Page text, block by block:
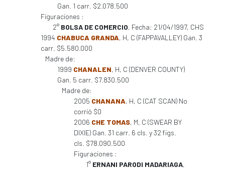
Gan. 1 carr. $2.078.500
Figuraciones :
2° BOLSA DE COMERCIO, Fecha: 21/04/1997, CHS
1994 CHABUCA GRANDA, H, C (FAPPAVALLEY) Gan. 3
carr. $5.580.000
Madre de:
1999 CHANALEN, H, C (DENVER COUNTY)
Gan. 5 carr. $7.830.500
Madre de:
2005 CHANANA, H, C (CAT SCAN) No
corrió $0
2006 CHE TOMAS, M, C (SWEAR BY
DIXIE) Gan. 31 carr. 6 cls. y 32 figs.
cls. $78.090.500
Figuraciones :
1° ERNANI PARODI MADARIAGA,